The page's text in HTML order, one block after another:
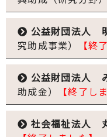
公益財団法人
究助成事業）
【終
公益財団法人
助成金）
【終了し
社会福祉法人